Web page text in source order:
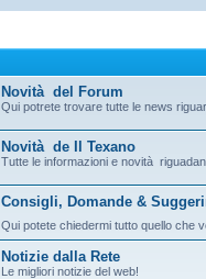
Novità del Forum
Qui potrete trovare tutte le news
Novità de Il Texano
Tutte le informazioni e novità
Consigli, Domande &
Qui potete chiedermi tutto quello che
Notizie dalla Rete
Le migliori notizie del web!